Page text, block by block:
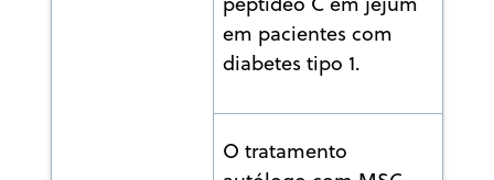
em pacientes com
diabetes tipo 1.
O tratamento